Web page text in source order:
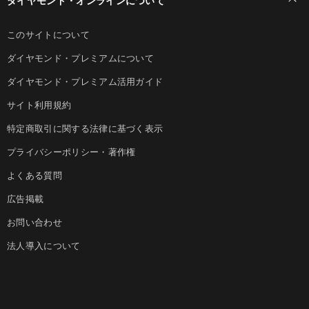
このサイトについて
ダイヤモンド・プレミアムについて
ダイヤモンド・プレミアム活用ガイド
サイト利用規約
特定商取引に関する法律に基づく表示
プライバシーポリシー・著作権
よくある質問
広告掲載
お問い合わせ
法人導入について